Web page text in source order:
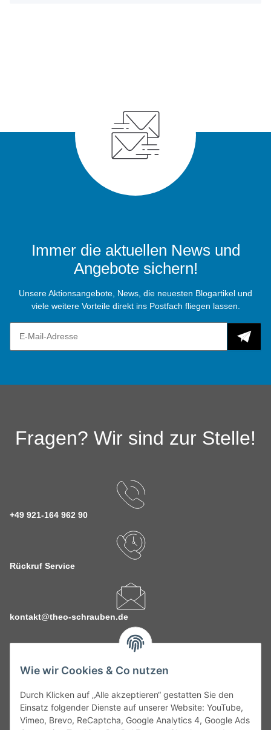
Wie wir Cookies & Co nutzen
Durch Klicken auf „Alle akzeptieren“ gestatten Sie den
Einsatz folgender Dienste auf unserer Website: YouTube,
Vimeo, Brevo, ReCaptcha, Google Analytics 4, Google Ads
Immer die aktuellen News und
Angebote sichern!
Unsere Aktionsangebote, News, die neuesten Blogartikel und
viele weitere Vorteile direkt ins Postfach fliegen lassen.
Fragen? Wir sind zur Stelle!
+49 921-164 962 90
Rückruf Service
kontakt@theo-schrauben.de
Service